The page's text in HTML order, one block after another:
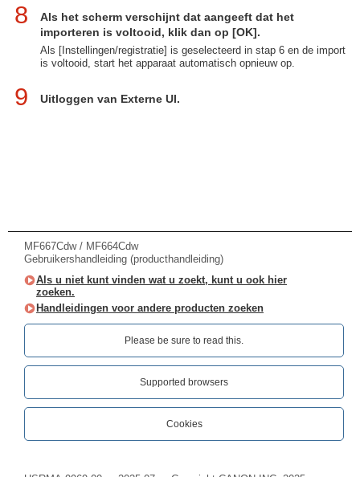
8
Als het scherm verschijnt dat aangeeft dat het
importeren is voltooid, klik dan op [OK].
Als [Instellingen/registratie] is geselecteerd in stap 6 en de import
is voltooid, start het apparaat automatisch opnieuw op.
9 Uitloggen van Externe UI.
MF667Cdw / MF664Cdw
Gebruikershandleiding (producthandleiding)
Als u niet kunt vinden wat u zoekt, kunt u ook hier
zoeken.
Handleidingen voor andere producten zoeken
Please be sure to read this.‎
Supported browsers
Cookies